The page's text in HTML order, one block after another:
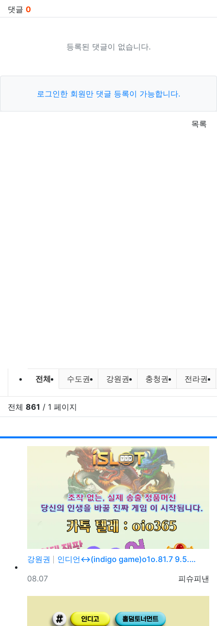
댓글 0
등록된 댓글이 없습니다.
로그인한 회원만 댓글 등록이 가능합니다.
목록
바다낚시,원투낚시,배낚시 포인트
전체 수도권 강원권 충청권 전라권
전체 861 / 1 페이지
강원권
인디언↔(indigo game)o1o.81.7 9.5.…
등록자
피슈피낸
등록일
08.07